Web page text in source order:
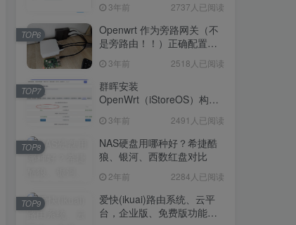
3年前 2737人已阅读
Openwrt 作为旁路网关（不
是旁路由！！）正确配置方
法，性能测试 —— 破解迷思
3年前 2518人已阅读
TOP6
群晖安装
OpenWrt（iStoreOS）构建
3年前 2491人已阅读
TOP7
NAS硬盘用哪种好？希捷酷
狼、银河、西数红盘对比
2年前 2284人已阅读
TOP8
爱快(ikuai)路由系统、云平
台，企业版、免费版功能对
TOP9
换新网络后，群辉NAS如何
手动更换为新静态IP
3年前 2737人已阅读
Openwrt 作为旁路网关（不
是旁路由！！）正确配置方
法，性能测试 —— 破解迷思
3年前 2518人已阅读
群晖安装
OpenWrt（iStoreOS）构建
旁路由配置
3年前 2491人已阅读
NAS硬盘用哪种好？希捷酷
狼、银河、西数红盘对比
2年前 2284人已阅读